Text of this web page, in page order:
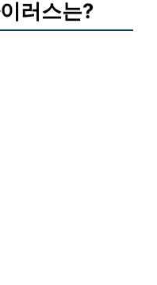
러스는?